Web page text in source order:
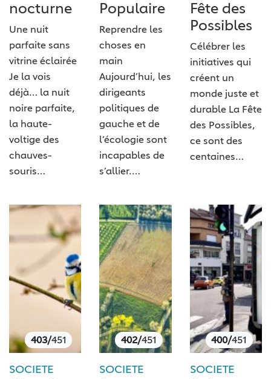
nocturne
Une nuit
parfaite sans
vitrine éclairée
Je la vois
déjà… la nuit
noire parfaite,
la haute-
voltige des
chauves-
souris…
Populaire
Reprendre les
choses en
main
Aujourd’hui, les
dirigeants
politiques de
gauche et de
l’écologie sont
incapables de
s’allier.…
Fête des
Possibles
Célébrer les
initiatives qui
créent un
monde juste et
durable La Fête
des Possibles,
ce sont des
centaines…
403/451
SOCIETE
402/451
SOCIETE
400/451
SOCIETE